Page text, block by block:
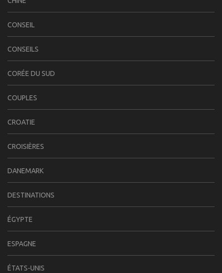
CONSEIL
CONSEILS
CORÉE DU SUD
COUPLES
CROATIE
CROISIÈRES
DANEMARK
DESTINATIONS
ÉGYPTE
ESPAGNE
ÉTATS-UNIS